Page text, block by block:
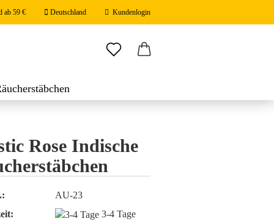
ab 59 € Deutschland Kundenlogin
erstellen
vergessen?
Rose Indische
AU-23
3-4 Tage